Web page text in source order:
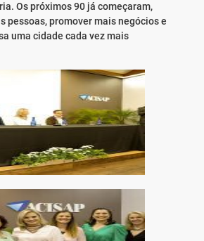
Os próximos 90 já começaram,
pessoas, promover mais negócios e
uma cidade cada vez mais